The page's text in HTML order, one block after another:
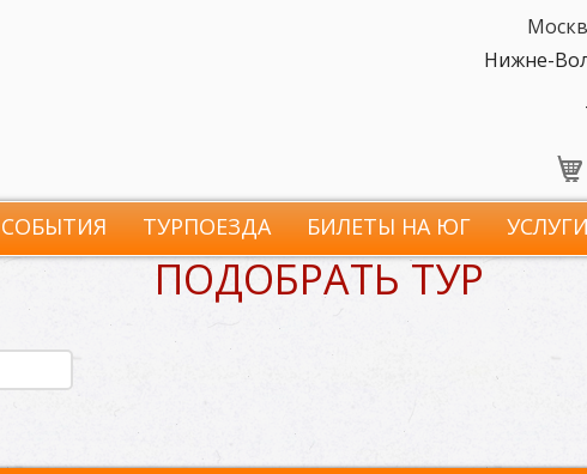
Нижне-
СОБЫТИЯ ТУРПОЕЗДА БИЛЕТЫ НА ЮГ
ПОДОБРАТЬ ТУР